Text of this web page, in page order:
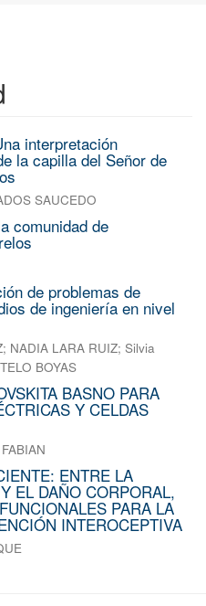
interpretación
la capilla del Señor de
SAUCEDO
comunidad de
de problemas de
de ingeniería en nivel
; NADIA LARA RUIZ; Silvia
BOYAS
BASNO PARA
Y CELDAS
ENTRE LA
EL DAÑO CORPORAL,
PARA LA
INTEROCEPTIVA